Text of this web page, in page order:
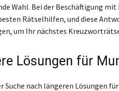
Wahl. Bei der Beschäftigung
Rätselhilfen, und diese
um Ihr nächstes
Lösungen für
Suche nach längeren Lösungen